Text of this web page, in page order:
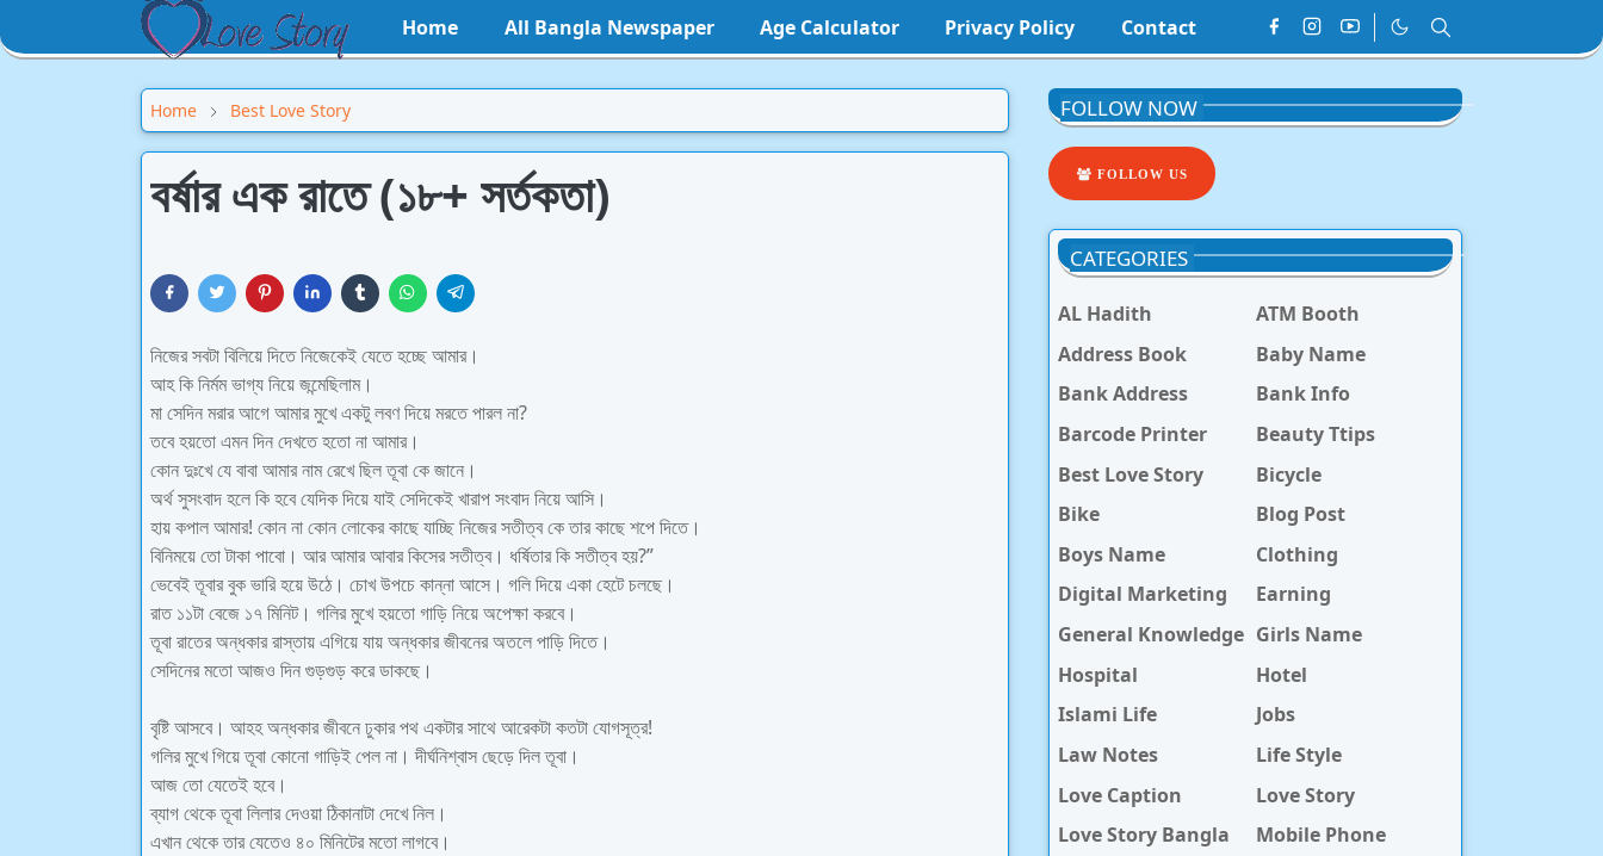
Home All Bangla Newspaper Age Calculator Privacy Policy Contact
Home Best Love Story
বর্ষার এক রাতে (১৮+ সর্তকতা)
নিজের সবটা বিলিয়ে দিতে নিজেকেই যেতে হচ্ছে আমার।
আহ কি নির্মম ভাগ্য নিয়ে জন্মেছিলাম।
মা সেদিন মরার আগে আমার মুখে একটু লবণ দিয়ে মরতে পারল না?
তবে হয়তো এমন দিন দেখতে হতো না আমার।
কোন দুঃখে যে বাবা আমার নাম রেখে ছিল তূবা কে জানে।
অর্থ সুসংবাদ হলে কি হবে যেদিক দিয়ে যাই সেদিকেই খারাপ সংবাদ নিয়ে আসি।
হায় কপাল আমার! কোন না কোন লোকের কাছে যাচ্ছি নিজের সতীত্ব কে তার কাছে শপে দিতে।
বিনিময়ে তো টাকা পাবো। আর আমার আবার কিসের সতীত্ব। ধর্ষিতার কি সতীত্ব হয়?”
ভেবেই তূবার বুক ভারি হয়ে উঠে। চোখ উপচে কান্না আসে। গলি দিয়ে একা হেটে চলছে।
রাত ১১টা বেজে ১৭ মিনিট। গলির মুখে হয়তো গাড়ি নিয়ে অপেক্ষা করবে।
তূবা রাতের অন্ধকার রাস্তায় এগিয়ে যায় অন্ধকার জীবনের অতলে পাড়ি দিতে।
সেদিনের মতো আজও দিন গুড়গুড় করে ডাকছে।
বৃষ্টি আসবে। আহহ অন্ধকার জীবনে ঢুকার পথ একটার সাথে আরেকটা কতটা যোগসূত্র!
গলির মুখে গিয়ে তূবা কোনো গাড়িই পেল না। দীর্ঘনিশ্বাস ছেড়ে দিল তূবা।
আজ তো যেতেই হবে।
ব্যাগ থেকে তূবা লিলার দেওয়া ঠিকানাটা দেখে নিল।
এখান থেকে তার যেতেও ৪০ মিনিটের মতো লাগবে।
FOLLOW NOW
FOLLOW US
CATEGORIES
AL Hadith
ATM Booth
Address Book
Baby Name
Bank Address
Bank Info
Barcode Printer
Beauty Ttips
Best Love Story
Bicycle
Bike
Blog Post
Boys Name
Clothing
Digital Marketing
Earning
General Knowledge Girls Name
Hospital
Hotel
Islami Life
Jobs
Law Notes
Life Style
Love Caption
Love Story
Love Story Bangla
Mobile Phone